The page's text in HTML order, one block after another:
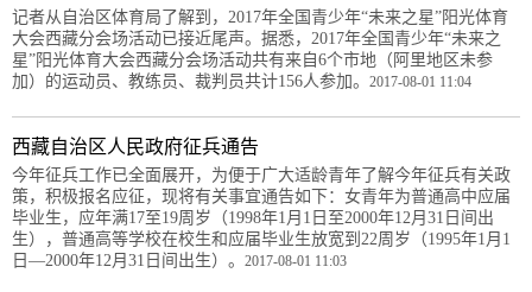
记者从自治区体育局了解到，2017年全国青少年“未来之星”阳光体育
大会西藏分会场活动已接近尾声。据悉，2017年全国青少年“未来之
星”阳光体育大会西藏分会场活动共有来自6个市地（阿里地区未参
加）的运动员、教练员、裁判员共计156人参加。 2017-08-01 11:04
西藏自治区人民政府征兵通告
今年征兵工作已全面展开，为便于广大适龄青年了解今年征兵有关政
策，积极报名应征，现将有关事宜通告如下：女青年为普通高中应届
毕业生，应年满17至19周岁（1998年1月1日至2000年12月31日间出
生），普通高等学校在校生和应届毕业生放宽到22周岁（1995年1月1
日—2000年12月31日间出生）。 2017-08-01 11:03